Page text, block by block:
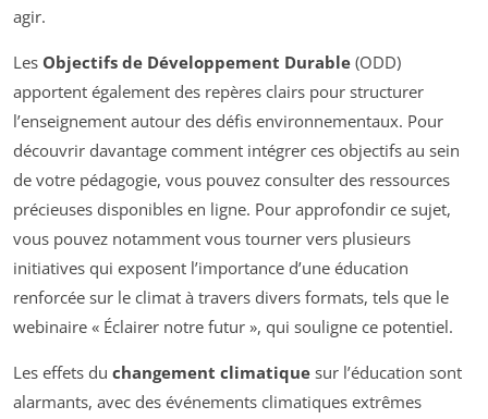
agir.
Les Objectifs de Développement Durable (ODD)
apportent également des repères clairs pour structurer
l’enseignement autour des défis environnementaux. Pour
découvrir davantage comment intégrer ces objectifs au sein
de votre pédagogie, vous pouvez consulter des ressources
précieuses disponibles en ligne. Pour approfondir ce sujet,
vous pouvez notamment vous tourner vers plusieurs
initiatives qui exposent l’importance d’une éducation
renforcée sur le climat à travers divers formats, tels que le
webinaire « Éclairer notre futur », qui souligne ce potentiel.
Les effets du changement climatique sur l’éducation sont
alarmants, avec des événements climatiques extrêmes